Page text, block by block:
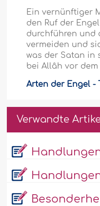
Ein vernünftiger
den Ruf der
durchführen und
vermeiden und
was der Satan in
bei Allâh vor
Arten der Engel -
Verwandte
Handlungen